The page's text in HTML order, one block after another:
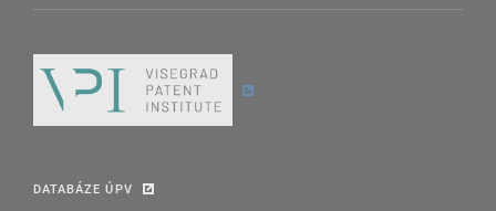
DATABÁZE ÚPV